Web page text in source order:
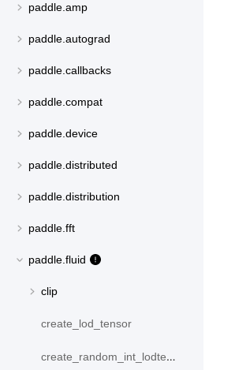
paddle.amp
paddle.autograd
paddle.callbacks
paddle.compat
paddle.device
paddle.distributed
paddle.distribution
paddle.fft
paddle.fluid
clip
create_lod_tensor
create_random_int_lodtensor